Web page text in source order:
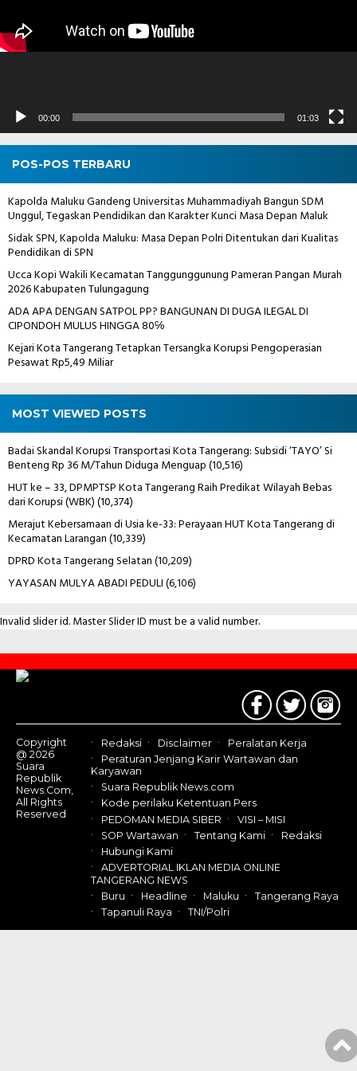
00:00 01:03
POS-POS TERBARU
Kapolda Maluku Gandeng Universitas Muhammadiyah Bangun SDM
Unggul, Tegaskan Pendidikan dan Karakter Kunci Masa Depan Maluk
Sidak SPN, Kapolda Maluku: Masa Depan Polri Ditentukan dari Kualitas
Pendidikan di SPN
Ucca Kopi Wakili Kecamatan Tanggunggunung Pameran Pangan Murah
2026 Kabupaten Tulungagung
ADA APA DENGAN SATPOL PP? BANGUNAN DI DUGA ILEGAL DI
CIPONDOH MULUS HINGGA 80℅
Kejari Kota Tangerang Tetapkan Tersangka Korupsi Pengoperasian
Pesawat Rp5,49 Miliar
MOST VIEWED POSTS
Badai Skandal Korupsi Transportasi Kota Tangerang: Subsidi ‘TAYO’ Si
Benteng Rp 36 M/Tahun Diduga Menguap(10,516)
HUT ke – 33, DPMPTSP Kota Tangerang Raih Predikat Wilayah Bebas
dari Korupsi (WBK)(10,374)
Merajut Kebersamaan di Usia ke-33: Perayaan HUT Kota Tangerang di
Kecamatan Larangan(10,339)
DPRD Kota Tangerang Selatan(10,209)
YAYASAN MULYA ABADI PEDULI(6,106)
Invalid slider id. Master Slider ID must be a valid number.
Contact
Us
Copyright
@ 2026
Suara
Republik
News.Com,
All Rights
Reserved
Redaksi Disclaimer
Peralatan Kerja
Peraturan Jenjang Karir Wartawan dan
Karyawan
Suara Republik News.com
Kode perilaku Ketentuan Pers
PEDOMAN MEDIA SIBER
VISI – MISI
SOP Wartawan
Tentang Kami
Redaksi
Hubungi Kami
ADVERTORIAL IKLAN MEDIA ONLINE
TANGERANG NEWS
Buru
Headline Maluku
Tangerang Raya
Tapanuli Raya
TNI/Polri